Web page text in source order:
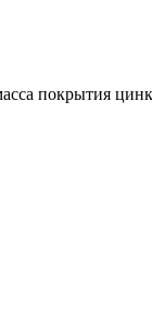
покрытия